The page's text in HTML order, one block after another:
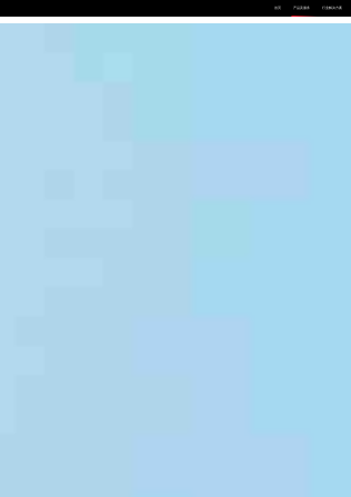
首页 产品及服务 行业解决方案